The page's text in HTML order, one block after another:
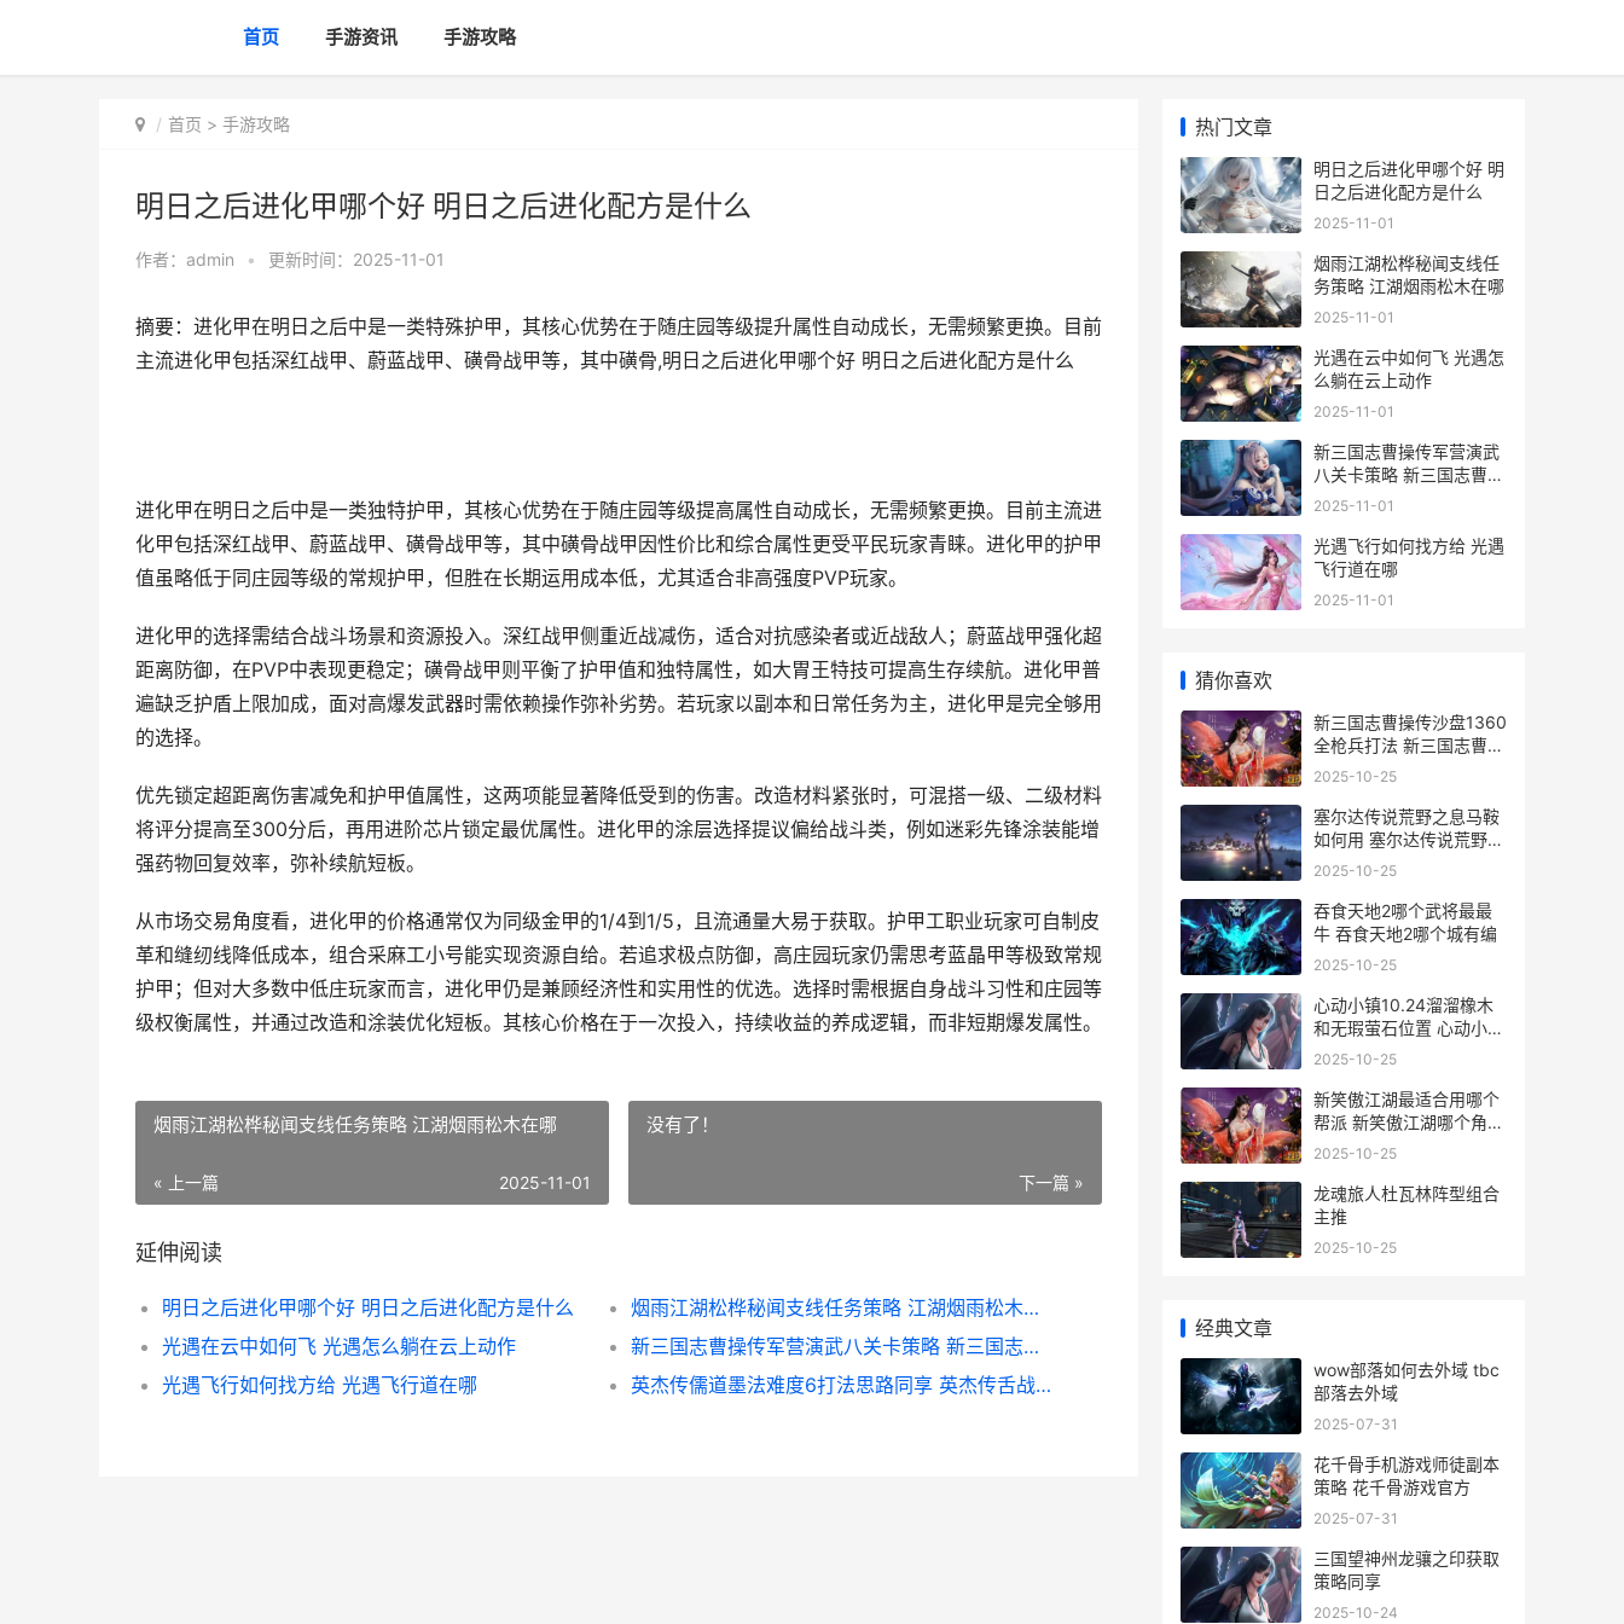
首页 手游资讯 手游攻略
首页 > 手游攻略
明日之后进化甲哪个好 明日之后进化配方是什么
作者： admin • 更新时间：2025-11-01
摘要：进化甲在明日之后中是一类特殊护甲，其核心优势在于随庄园等级提升属性自动成长，无需频繁更换。目前
主流进化甲包括深红战甲、蔚蓝战甲、磺骨战甲等，其中磺骨,明日之后进化甲哪个好 明日之后进化配方是什么
进化甲在明日之后中是一类独特护甲，其核心优势在于随庄园等级提高属性自动成长，无需频繁更换。目前主流进
化甲包括深红战甲、蔚蓝战甲、磺骨战甲等，其中磺骨战甲因性价比和综合属性更受平民玩家青睐。进化甲的护甲
值虽略低于同庄园等级的常规护甲，但胜在长期运用成本低，尤其适合非高强度PVP玩家。
进化甲的选择需结合战斗场景和资源投入。深红战甲侧重近战减伤，适合对抗感染者或近战敌人；蔚蓝战甲强化超
距离防御，在PVP中表现更稳定；磺骨战甲则平衡了护甲值和独特属性，如大胃王特技可提高生存续航。进化甲普
遍缺乏护盾上限加成，面对高爆发武器时需依赖操作弥补劣势。若玩家以副本和日常任务为主，进化甲是完全够用
的选择。
优先锁定超距离伤害减免和护甲值属性，这两项能显著降低受到的伤害。改造材料紧张时，可混搭一级、二级材料
将评分提高至300分后，再用进阶芯片锁定最优属性。进化甲的涂层选择提议偏给战斗类，例如迷彩先锋涂装能增
强药物回复效率，弥补续航短板。
从市场交易角度看，进化甲的价格通常仅为同级金甲的1/4到1/5，且流通量大易于获取。护甲工职业玩家可自制皮
革和缝纫线降低成本，组合采麻工小号能实现资源自给。若追求极点防御，高庄园玩家仍需思考蓝晶甲等极致常规
护甲；但对大多数中低庄玩家而言，进化甲仍是兼顾经济性和实用性的优选。选择时需根据自身战斗习性和庄园等
级权衡属性，并通过改造和涂装优化短板。其核心价格在于一次投入，持续收益的养成逻辑，而非短期爆发属性。
烟雨江湖松桦秘闻支线任务策略 江湖烟雨松木在哪
« 上一篇 2025-11-01
没有了！
下一篇 »
延伸阅读
明日之后进化甲哪个好 明日之后进化配方是什么
烟雨江湖松桦秘闻支线任务策略 江湖烟雨松木在哪
光遇在云中如何飞 光遇怎么躺在云上动作
新三国志曹操传军营演武八关卡策略 新三国志曹操传攻略详解
光遇飞行如何找方给 光遇飞行道在哪
英杰传儒道墨法难度6打法思路同享 英杰传舌战群儒答案
热门文章
明日之后进化甲哪个好 明
日之后进化配方是什么
2025-11-01
烟雨江湖松桦秘闻支线任
务策略 江湖烟雨松木在哪
2025-11-01
光遇在云中如何飞 光遇怎
么躺在云上动作
2025-11-01
新三国志曹操传军营演武
八关卡策略 新三国志曹操
传攻略详解
2025-11-01
光遇飞行如何找方给 光遇
飞行道在哪
2025-11-01
猜你喜欢
新三国志曹操传沙盘1360
全枪兵打法 新三国志曹操
传礼包码
2025-10-25
塞尔达传说荒野之息马鞍
如何用 塞尔达传说荒野之
息最强套装
2025-10-25
吞食天地2哪个武将最最
牛 吞食天地2哪个城有编
2025-10-25
心动小镇10.24溜溜橡木
和无瑕萤石位置 心动小屋
入住规则
2025-10-25
新笑傲江湖最适合用哪个
帮派 新笑傲江湖哪个角色
最好
2025-10-25
龙魂旅人杜瓦林阵型组合
主推
2025-10-25
经典文章
wow部落如何去外域 tbc
部落去外域
2025-07-31
花千骨手机游戏师徒副本
策略 花千骨游戏官方
2025-07-31
三国望神州龙骧之印获取
策略同享
2025-10-24